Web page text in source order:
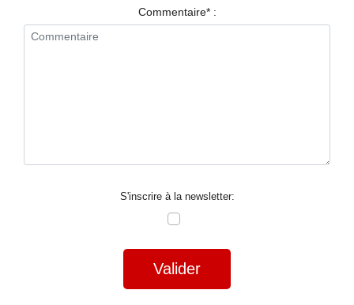
NUIT
Commentaire* :
S'inscrire à la newsletter:
Valider